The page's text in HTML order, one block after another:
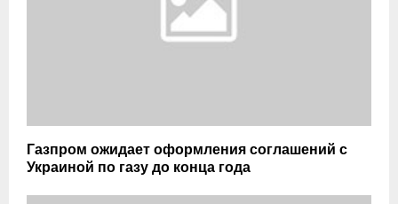
Газпром ожидает оформления соглашений с
Украиной по газу до конца года